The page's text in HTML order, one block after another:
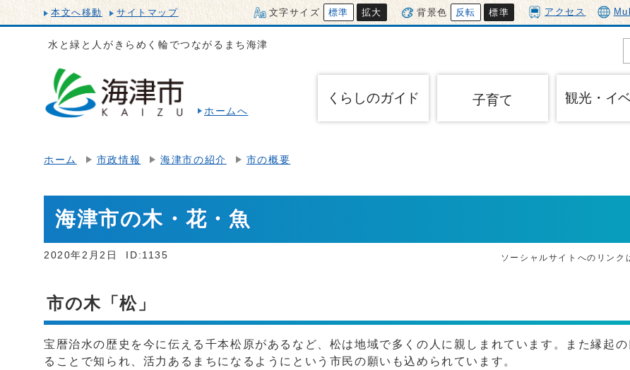
本文へ移動 サイトマップ 文字サイズ 標準 拡大 背景色 反転 標準 アクセス
水と緑と人がきらめく輪でつながるまち海津
ホームへ
くらしのガイド 子育て 観光・イ
ホーム 市政情報 海津市の紹介 市の概要
海津市の木・花・魚
2020年2月2日 ID:1135 ソーシャルサイトへのリンク
市の木「松」
宝暦治水の歴史を今に伝える千本松原があるなど、松は地域で多くの人に親しまれています。また縁起の
ることで知られ、活力あるまちになるようにという市民の願いも込められています。